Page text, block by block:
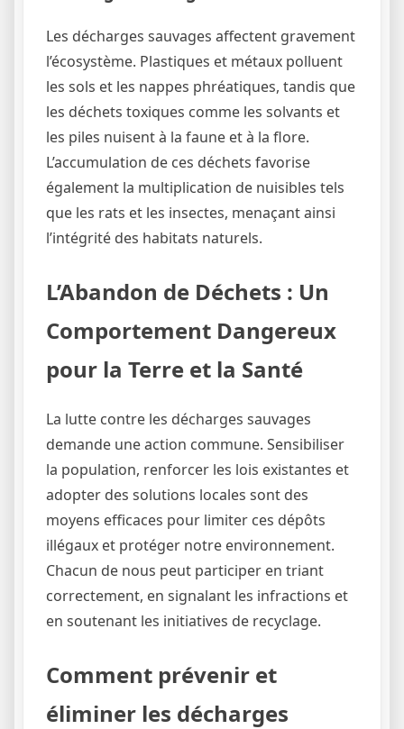
Les décharges sauvages affectent gravement
l’écosystème. Plastiques et métaux polluent
les sols et les nappes phréatiques, tandis que
les déchets toxiques comme les solvants et
les piles nuisent à la faune et à la flore.
L’accumulation de ces déchets favorise
également la multiplication de nuisibles tels
que les rats et les insectes, menaçant ainsi
l’intégrité des habitats naturels.
L’Abandon de Déchets : Un
Comportement Dangereux
pour la Terre et la Santé
La lutte contre les décharges sauvages
demande une action commune. Sensibiliser
la population, renforcer les lois existantes et
adopter des solutions locales sont des
moyens efficaces pour limiter ces dépôts
illégaux et protéger notre environnement.
Chacun de nous peut participer en triant
correctement, en signalant les infractions et
en soutenant les initiatives de recyclage.
Comment prévenir et
éliminer les décharges